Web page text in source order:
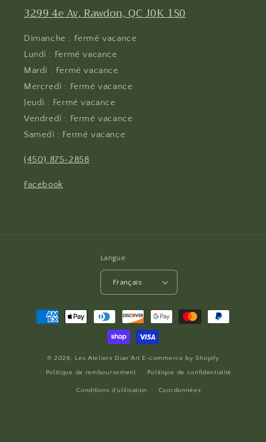
3299 4e Av, Rawdon, QC J0K 1S0
Dimanche : Fermé vacance
Lundi : Fermé vacance
Mardi : Fermé vacance
Mercredi : Fermé vacance
Jeudi : Fermé vacance
Vendredi : Fermé vacance
Samedi : Fermé vacance
(450) 875-2858
Facebook
Langue
Français
Moyens
© 2026, Les Ateliers Dian'Art E-commerce byShopify
Politique de remboursement
Politique de confidentialité
Conditions d’utilisation Coordonnées